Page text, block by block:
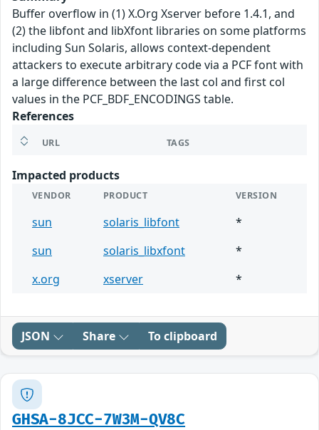
Buffer overflow in (1) X.Org Xserver before 1.4.1, and
(2) the libfont and libXfont libraries on some platforms
including Sun Solaris, allows context-dependent
attackers to execute arbitrary code via a PCF font with
a large difference between the last col and first col
values in the PCF_BDF_ENCODINGS table.
References
URL TAGS
Impacted products
VENDOR PRODUCT VERSION
sun solaris_libfont
*
sun
solaris_libxfont
*
x.org
xserver *
JSON Share To clipboard
GHSA-8JCC-7W3M-QV8C